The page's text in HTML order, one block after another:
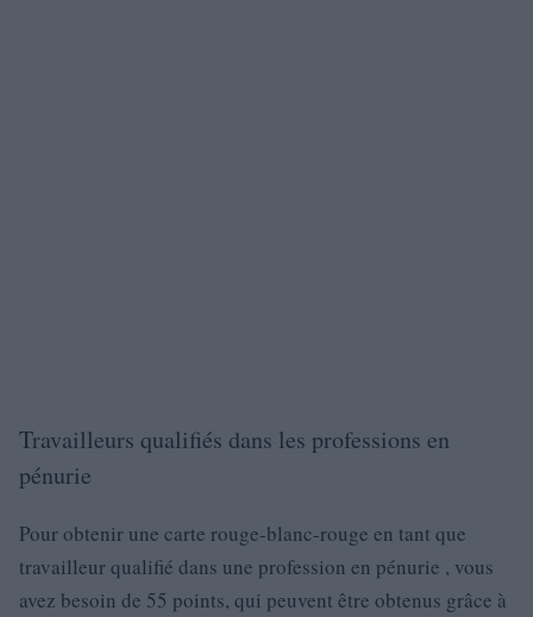
Travailleurs qualifiés dans les professions en
pénurie
Pour obtenir une carte rouge-blanc-rouge en tant que
travailleur qualifié dans une profession en pénurie , vous
avez besoin de 55 points, qui peuvent être obtenus grâce à